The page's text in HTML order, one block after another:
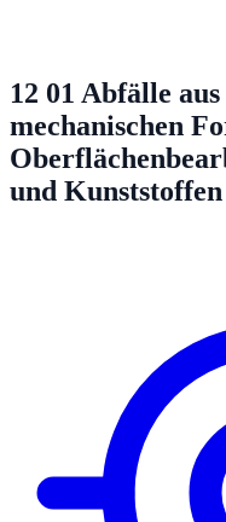
12 01 Abfälle aus
mechanischen
und Kunststoffen